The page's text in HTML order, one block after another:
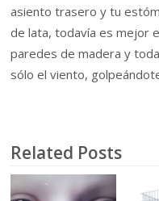
asiento trasero y tu
de lata, todavía es mejor
paredes de madera y
sólo el viento,
Related Posts